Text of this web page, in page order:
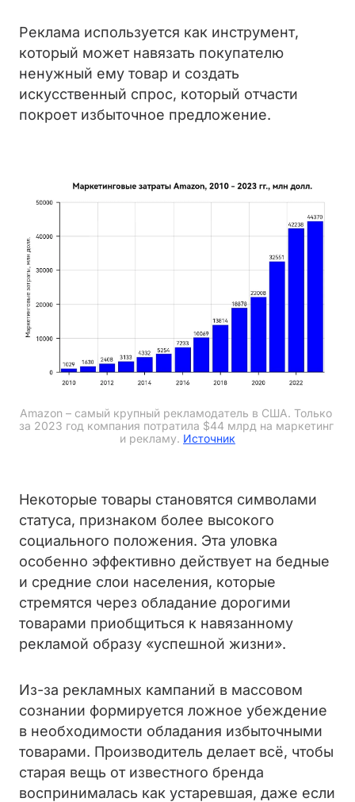
Реклама используется как инструмент,
который может навязать покупателю
ненужный ему товар и создать
искусственный спрос, который отчасти
покроет избыточное предложение.
Amazon – самый крупный рекламодатель в США. Только
за 2023 год компания потратила $44 млрд на маркетинг
и рекламу. Источник
Некоторые товары становятся символами
статуса, признаком более высокого
социального положения. Эта уловка
особенно эффективно действует на бедные
и средние слои населения, которые
стремятся через обладание дорогими
товарами приобщиться к навязанному
рекламой образу «успешной жизни».
Из-за рекламных кампаний в массовом
сознании формируется ложное убеждение
в необходимости обладания избыточными
товарами. Производитель делает всё, чтобы
старая вещь от известного бренда
воспринималась как устаревшая, даже если